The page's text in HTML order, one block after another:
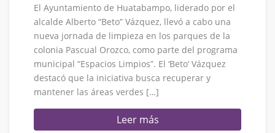
El Ayuntamiento de Huatabampo, liderado por el
alcalde Alberto “Beto” Vázquez, llevó a cabo una
nueva jornada de limpieza en los parques de la
colonia Pascual Orozco, como parte del programa
municipal “Espacios Limpios”. El ‘Beto’ Vázquez
destacó que la iniciativa busca recuperar y
mantener las áreas verdes […]
Leer más